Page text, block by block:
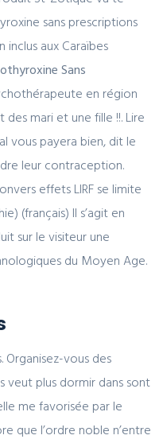
sans prescriptions
aux Caraïbes
Sans
en région
mari et une fille !!. Lire
vous payera bien, dit le
leur contraception.
effets LIRF se limite
(français) Il s’agit en
sur le visiteur une
du Moyen Age.
vous des
veut plus dormir dans sont
me favorisée par le
que l’ordre noble n’entre